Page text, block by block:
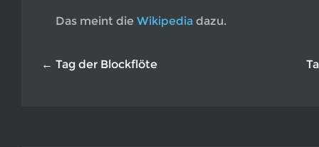
Das meint die Wikipedia dazu.
← Tag der Blockflöte